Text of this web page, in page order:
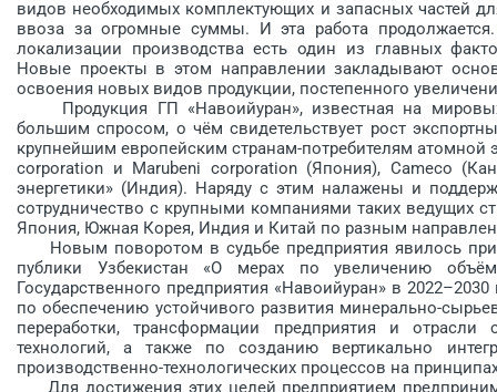
видов необходимых комплектующих и запасных частей
ввоза за огромные суммы. И эта работа
локализации производства есть один из главных
Новые проекты в этом направлении закладывают
освоения новых видов продукции, постепенного
Продукция ГП «Навоийуран», известная на мировых
большим спросом, о чём свидетельствует рост
крупнейшим европейским странам-потребителям атомной
corporation и Marubeni corporation (Япония), Cameco
энергетики» (Индия). Наряду с этим налажены и
сотрудничество с крупными компаниями таких ведущих
Япония, Южная Корея, Индия и Китай по разным
Новым поворотом в судьбе предприятия явилось
публики Узбекистан «О мерах по увеличению
Государственного предприятия «Навоийуран» в
по обеспечению устойчивого развития минерально-
переработки, трансформации предприятия и
технологий, а также по созданию вертикально
производственно-технологических процессов на
Для достижения этих целей предприятием